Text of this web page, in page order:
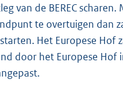
van de BEREC
te overtuigen dan
Het Europese Hof
door het Europese